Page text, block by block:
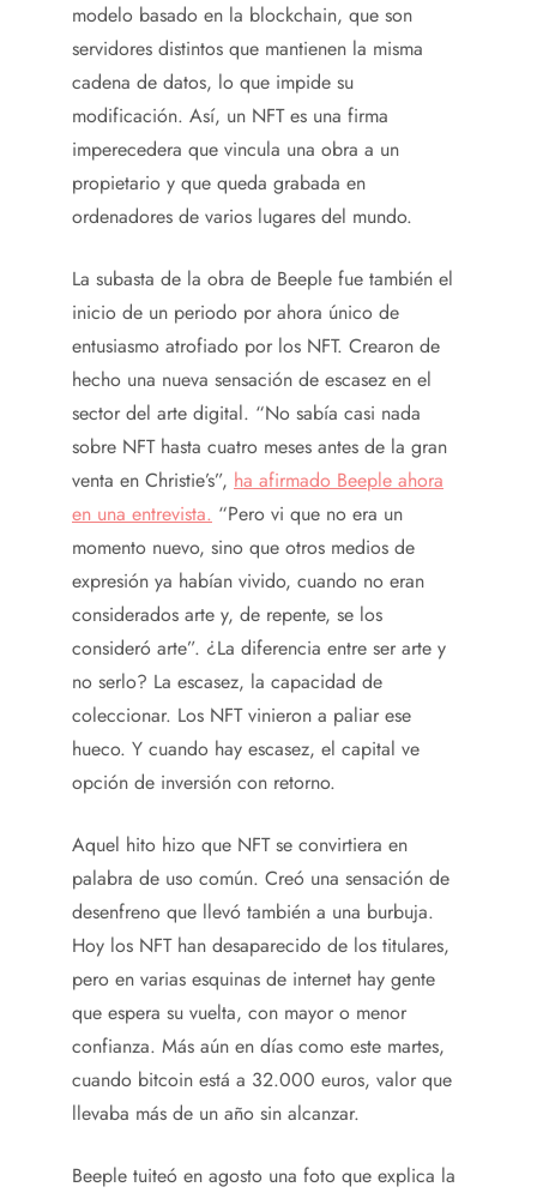
modelo basado en la blockchain, que son
servidores distintos que mantienen la misma
cadena de datos, lo que impide su
modificación. Así, un NFT es una firma
imperecedera que vincula una obra a un
propietario y que queda grabada en
ordenadores de varios lugares del mundo.
La subasta de la obra de Beeple fue también el
inicio de un periodo por ahora único de
entusiasmo atrofiado por los NFT. Crearon de
hecho una nueva sensación de escasez en el
sector del arte digital. “No sabía casi nada
sobre NFT hasta cuatro meses antes de la gran
venta en Christie’s”, ha afirmado Beeple ahora
en una entrevista. “Pero vi que no era un
momento nuevo, sino que otros medios de
expresión ya habían vivido, cuando no eran
considerados arte y, de repente, se los
consideró arte”. ¿La diferencia entre ser arte y
no serlo? La escasez, la capacidad de
coleccionar. Los NFT vinieron a paliar ese
hueco. Y cuando hay escasez, el capital ve
opción de inversión con retorno.
Aquel hito hizo que NFT se convirtiera en
palabra de uso común. Creó una sensación de
desenfreno que llevó también a una burbuja.
Hoy los NFT han desaparecido de los titulares,
pero en varias esquinas de internet hay gente
que espera su vuelta, con mayor o menor
confianza. Más aún en días como este martes,
cuando bitcoin está a 32.000 euros, valor que
llevaba más de un año sin alcanzar.
Beeple tuiteó en agosto una foto que explica la